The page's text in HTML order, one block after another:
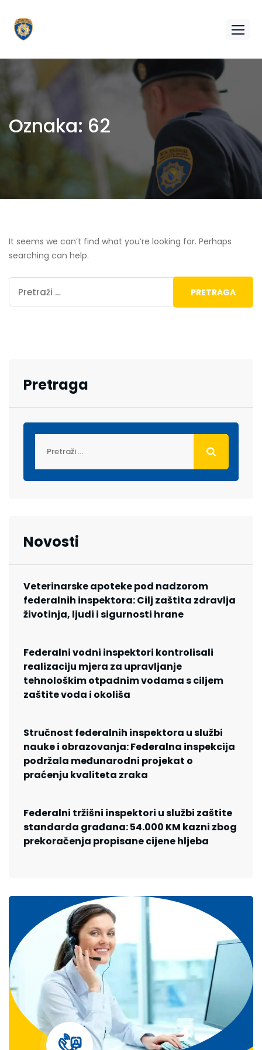
Oznaka: 62
It seems we can’t find what you’re looking for. Perhaps
searching can help.
Pretraga
Novosti
Veterinarske apoteke pod nadzorom
federalnih inspektora: Cilj zaštita zdravlja
životinja, ljudi i sigurnosti hrane
Federalni vodni inspektori kontrolisali
realizaciju mjera za upravljanje
tehnološkim otpadnim vodama s ciljem
zaštite voda i okoliša
Stručnost federalnih inspektora u službi
nauke i obrazovanja: Federalna inspekcija
podržala međunarodni projekat o
praćenju kvaliteta zraka
Federalni tržišni inspektori u službi zaštite
standarda građana: 54.000 KM kazni zbog
prekoračenja propisane cijene hljeba